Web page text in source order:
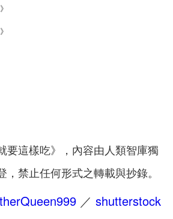
要這樣吃》，內容由人類智庫獨
禁止任何形式之轉載與抄錄。
／ shutterstock